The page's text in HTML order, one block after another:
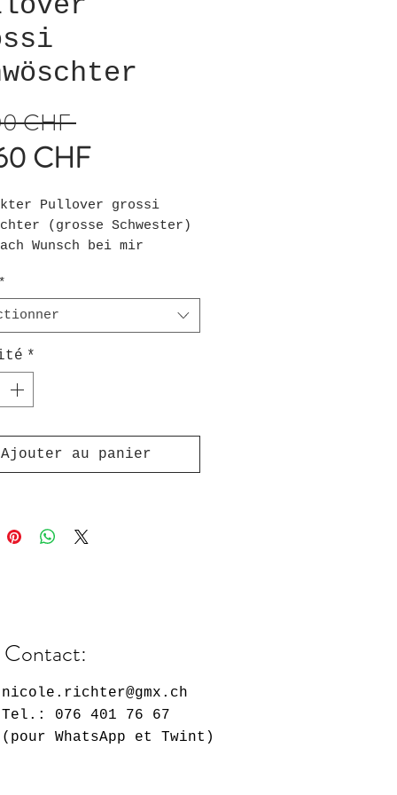
CHF Prix
original
CHFPrix
Pullover grossi
(grosse Schwester)
Wunsch bei mir
unten gewünschte Grösse
Grössen fallen eher
- als gerne die
Grösse auswählen!
*
Ajouter au panier
Contact:
nicole.richter@gmx.ch
Tel.: 076 401 76 67
(pour WhatsApp et Twint)